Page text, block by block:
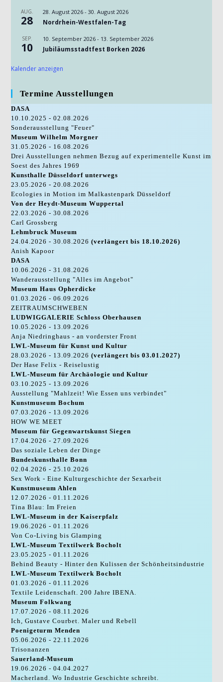
AUG.
28
28. August 2026 -30. August 2026
Nordrhein-Westfalen-Tag
SEP.
10
10. September 2026 - 13. September 2026
Jubiläumsstadtfest Borken 2026
Kalender anzeigen
Termine Ausstellungen
DASA
10.10.2025 - 02.08.2026
Sonderausstellung "Feuer"
Museum Wilhelm Morgner
31.05.2026 - 16.08.2026
Drei Ausstellungen nehmen Bezug auf experimentelle Kunst im
Soest des Jahres 1969
Kunsthalle Düsseldorf unterwegs
23.05.2026 - 20.08.2026
Ecologies in Motion im Malkastenpark Düsseldorf
Von der Heydt-Museum Wuppertal
22.03.2026 - 30.08.2026
Carl Grossberg
Lehmbruck Museum
24.04.2026 - 30.08.2026(verlängert bis 18.10.2026)
Anish Kapoor
DASA
10.06.2026 - 31.08.2026
Wanderausstellung "Alles im Angebot"
Museum Haus Opherdicke
01.03.2026 - 06.09.2026
ZEITRAUMSCHWEBEN
LUDWIGGALERIE Schloss Oberhausen
10.05.2026 - 13.09.2026
Anja Niedringhaus - an vorderster Front
LWL-Museum für Kunst und Kultur
28.03.2026 - 13.09.2026(verlängert bis 03.01.2027)
Der Hase Felix - Reiselustig
LWL-Museum für Archäologie und Kultur
03.10.2025 - 13.09.2026
Ausstellung "Mahlzeit! Wie Essen uns verbindet"
Kunstmuseum Bochum
07.03.2026 - 13.09.2026
HOW WE MEET
Museum für Gegenwartskunst Siegen
17.04.2026 - 27.09.2026
Das soziale Leben der Dinge
Bundeskunsthalle Bonn
02.04.2026 - 25.10.2026
Sex Work - Eine Kulturgeschichte der Sexarbeit
Kunstmuseum Ahlen
12.07.2026 - 01.11.2026
Tina Blau: Im Freien
LWL-Museum in der Kaiserpfalz
19.06.2026 - 01.11.2026
Von Co-Living bis Glamping
LWL-Museum Textilwerk Bocholt
23.05.2025 - 01.11.2026
Behind Beauty - Hinter den Kulissen der Schönheitsindustrie
LWL-Museum Textilwerk Bocholt
01.03.2026 - 01.11.2026
Textile Leidenschaft. 200 Jahre IBENA.
Museum Folkwang
17.07.2026 - 08.11.2026
Ich, Gustave Courbet. Maler und Rebell
Poenigeturm Menden
05.06.2026 - 22.11.2026
Trisonanzen
Sauerland-Museum
19.06.2026 - 04.04.2027
Macherland. Wo Industrie Geschichte schreibt.